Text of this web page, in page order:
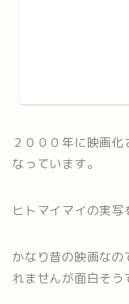
２０００年に映画
なっています。
ヒトマイマイの実写
かなり昔の映画な
れませんが面白そ